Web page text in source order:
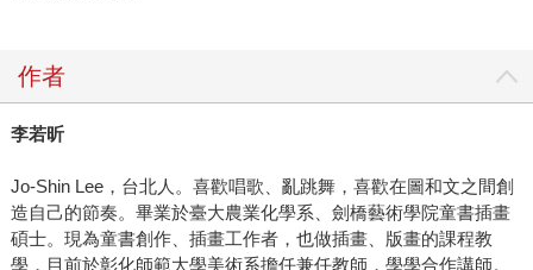
作者
李若昕
Jo-Shin Lee，台北人。喜歡唱歌、亂跳舞，喜歡在圖和文之間創
造自己的節奏。畢業於臺大農業化學系、劍橋藝術學院童書插畫
碩士。現為童書創作、插畫工作者，也做插畫、版畫的課程教
學，目前於彰化師範大學美術系擔任兼任教師，學學合作講師。